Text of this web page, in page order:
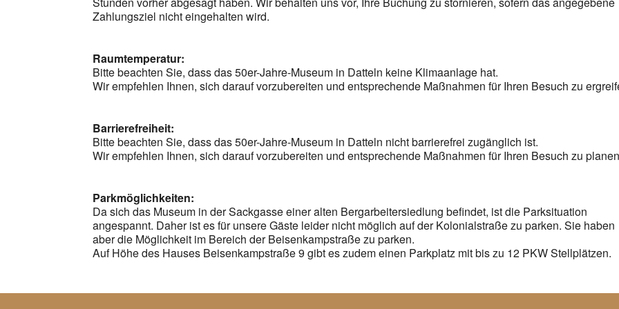
Zahlungsziel nicht eingehalten wird.
Raumtemperatur:
Bitte beachten Sie, dass das 50er-Jahre-Museum in Datteln keine Klimaanlage hat.
Wir empfehlen Ihnen, sich darauf vorzubereiten und entsprechende Maßnahmen für Ihren Besuch zu
Barrierefreiheit:
Bitte beachten Sie, dass das 50er-Jahre-Museum in Datteln nicht barrierefrei zugänglich ist.
Wir empfehlen Ihnen, sich darauf vorzubereiten und entsprechende Maßnahmen für Ihren Besuch zu
Parkmöglichkeiten:
Da sich das Museum in der Sackgasse einer alten Bergarbeitersiedlung befindet, ist die Parksituation
angespannt. Daher ist es für unsere Gäste leider nicht möglich auf der Kolonialstraße zu parken. Sie haben
aber die Möglichkeit im Bereich der Beisenkampstraße zu parken.
Auf Höhe des Hauses Beisenkampstraße 9 gibt es zudem einen Parkplatz mit bis zu 12 PKW Stellplätzen.